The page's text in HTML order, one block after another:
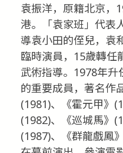
袁振洋，原籍北京，
港。「袁家班」代表
導袁小田的侄兒，袁
臨時演員，15歲轉任
武術指導。1978年
的重要成員，著名作
(1981)、《霍元甲》
(1982)、《巡城馬》
(1987)、《群龍戲鳳